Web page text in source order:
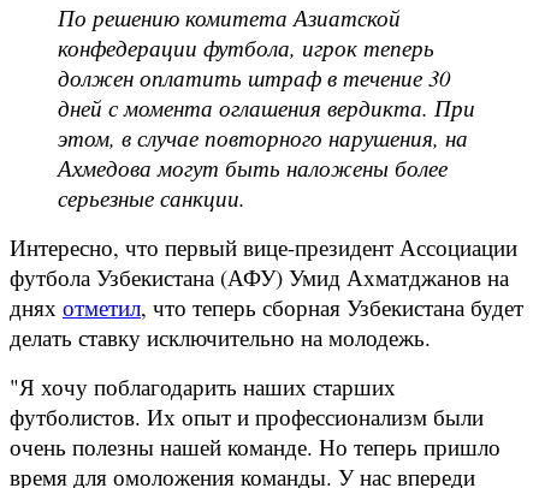
По решению комитета Азиатской
конфедерации футбола, игрок теперь
должен оплатить штраф в течение 30
дней с момента оглашения вердикта. При
этом, в случае повторного нарушения, на
Ахмедова могут быть наложены более
серьезные санкции.
Интересно, что первый вице-президент Ассоциации
футбола Узбекистана (АФУ) Умид Ахматджанов на
днях отметил, что теперь сборная Узбекистана будет
делать ставку исключительно на молодежь.
"Я хочу поблагодарить наших старших
футболистов. Их опыт и профессионализм были
очень полезны нашей команде. Но теперь пришло
время для омоложения команды. У нас впереди